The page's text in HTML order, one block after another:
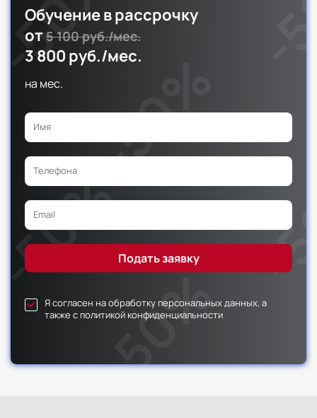
Обучение в рассрочку
от5 100 руб./мес.
3 800 руб./мес.
на мес.
Я согласен на обработку персональных данных, а
также с политикой конфиденциальности